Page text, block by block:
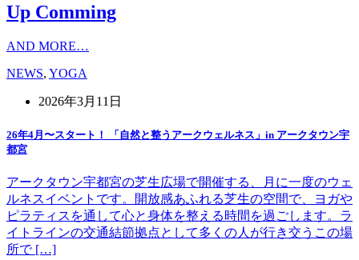
Up Comming
AND MORE…
NEWS, YOGA
2026年3月11日
26年4月〜スタート！ 「自然と整うアークウェルネス」in アークタウン宇
都宮
アークタウン宇都宮の芝生広場で開催する、月に一度のウェ
ルネスイベントです。開放感あふれる芝生の空間で、ヨガや
ピラティスを通して心と身体を整える時間を過ごします。ラ
イトラインの交通結節拠点として多くの人が行き交うこの場
所で […]